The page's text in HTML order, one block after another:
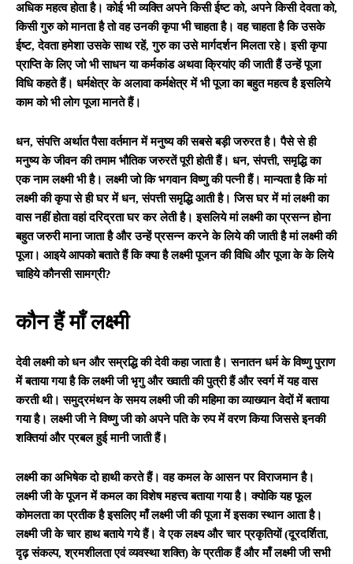
अधिक महत्व होता है। कोई भी व्यक्ति अपने किसी ईष्ट को, अपने किसी देवता को,
किसी गुरु को मानता है तो वह उनकी कृपा भी चाहता है। वह चाहता है कि उसके
ईष्ट, देवता हमेशा उसके साथ रहें, गुरु का उसे मार्गदर्शन मिलता रहे। इसी कृपा
प्राप्ति के लिए जो भी साधन या कर्मकांड अथवा क्रियांए की जाती हैं उन्हें पूजा
विधि कहते हैं। धर्मक्षेत्र के अलावा कर्मक्षेत्र में भी पूजा का बहुत महत्व है इसलिये
काम को भी लोग पूजा मानते हैं।
धन,संपत्ति अर्थात पैसा वर्तमान में मनुष्य की सबसे बड़ी जरुरत है। पैसे से ही
मनुष्य के जीवन की तमाम भौतिक जरुरतें पूरी होती हैं। धन,संपत्ती,समृद्धि का
एक नाम लक्ष्मी भी है। लक्ष्मी जो कि भगवान विष्णु की पत्नी हैं। मान्यता है कि मां
लक्ष्मी की कृपा से ही घर में धन,संपत्ती समृद्धि आती है। जिस घर में मां लक्ष्मी का
वास नहीं होता वहां दरिद्रता घर कर लेती है। इसलिये मां लक्ष्मी का प्रसन्न होना
बहुत जरुरी माना जाता है और उन्हें प्रसन्न करने के लिये की जाती है मां लक्ष्मी की
पूजा। आइये आपको बताते हैं कि क्या है लक्ष्मी पूजन की विधि और पूजा के के लिये
चाहिये कौनसी सामग्री?
कौन हैं माँ लक्ष्मी
देवी लक्ष्मी को धन और सम्रद्धि की देवी कहा जाता है। सनातन धर्म के विष्णु पुराण
में बताया गया है कि लक्ष्मी जी भृगु और ख्वाती की पुत्री हैं और स्वर्ग में यह वास
करती थी। समुद्रमंथन के समय लक्ष्मी जी की महिमा का व्याख्यान वेदों में बताया
गया है। लक्ष्मी जी ने विष्णु जी को अपने पति के रुप में वरण किया जिससे इनकी
शक्तियां और प्रबल हुई मानी जाती हैं।
लक्ष्मी का अभिषेक दो हाथी करते हैं। वह कमल के आसन पर विराजमान है।
लक्ष्मी जी के पूजन में कमल का विशेष महत्त्व बताया गया है। क्योकि यह फूल
कोमलता का प्रतीक है इसलिए माँ लक्ष्मी जी की पूजा में इसका स्थान आता है।
लक्ष्मी जी के चार हाथ बताये गये हैं। वे एक लक्ष्य और चार प्रकृतियों (दूरदर्शिता,
दृढ़ संकल्प,श्रमशीलता एवं व्यवस्था शक्ति) के प्रतीक हैं और माँ लक्ष्मी जी सभी